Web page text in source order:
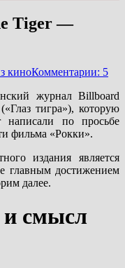
Tiger —
киноКомментарии: 5
журнал Billboard
тигра»), которую
по просьбе
фильма «Рокки».
издания является
главным достижением
далее.
и смысл